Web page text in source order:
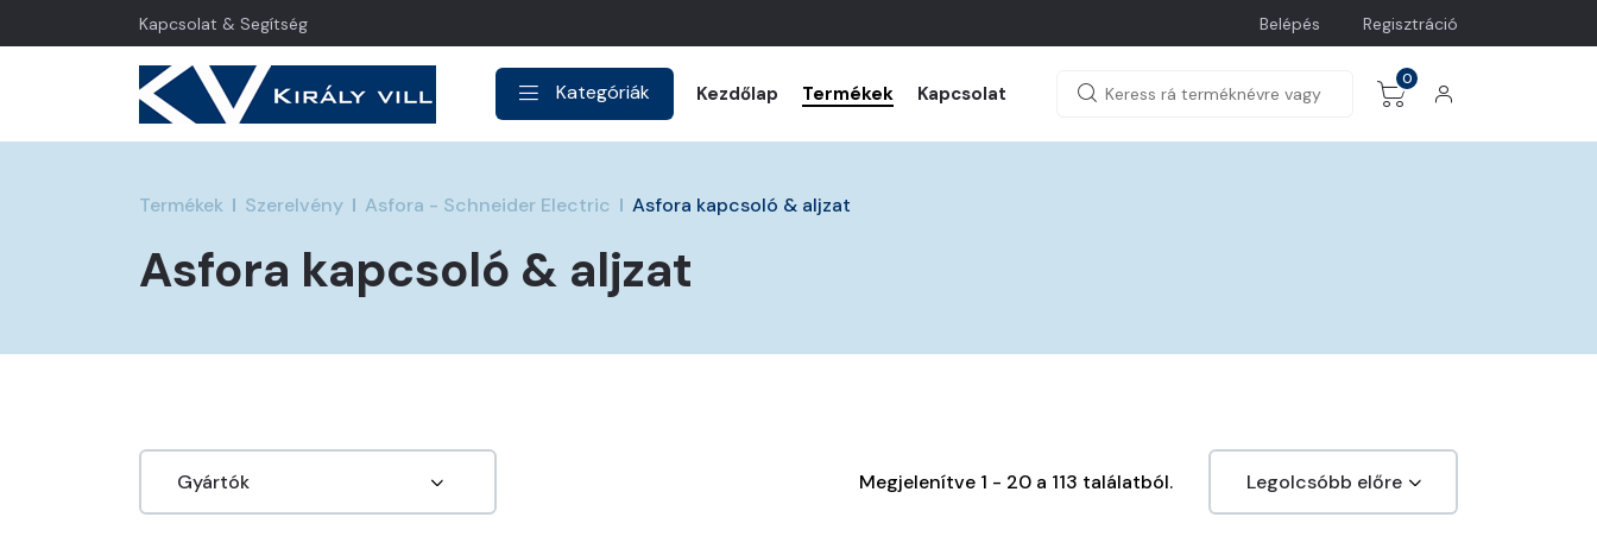
Kapcsolat & Segítség Belépés Regisztráció
Kategóriák Kezdőlap Termékek Kapcsolat
0
Termékek Szerelvény Asfora - Schneider Electric Asfora kapcsoló & aljzat
Asfora kapcsoló & aljzat
Megjelenítve 1 - 20 a 113 találatból.